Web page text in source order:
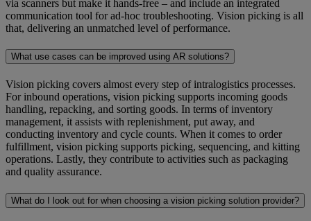
via scanners but make it hands-free – and include an integrated
communication tool for ad-hoc troubleshooting. Vision picking is all
that, delivering an unmatched level of performance.
What use cases can be improved using AR solutions?
Vision picking covers almost every step of intralogistics processes.
For inbound operations, vision picking supports incoming goods
handling, repacking, and sorting goods. In terms of inventory
management, it assists with replenishment, put away, and
conducting inventory and cycle counts. When it comes to order
fulfillment, vision picking supports picking, sequencing, and kitting
operations. Lastly, they contribute to activities such as packaging
and quality assurance.
What do I look out for when choosing a vision picking solution provider?